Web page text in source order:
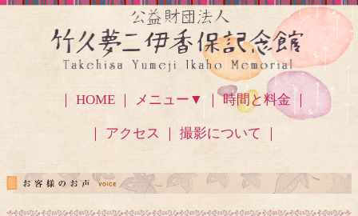
｜ HOME ｜ メニュー▼ ｜ 時間と料金 ｜
｜ アクセス ｜ 撮影について ｜